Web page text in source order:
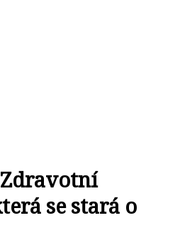
Zdravotní
se stará o